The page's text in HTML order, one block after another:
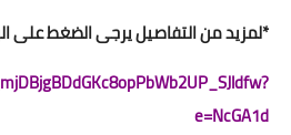
*لمزيد من التفاصيل يرجى الضغط على
e=NcGA1d